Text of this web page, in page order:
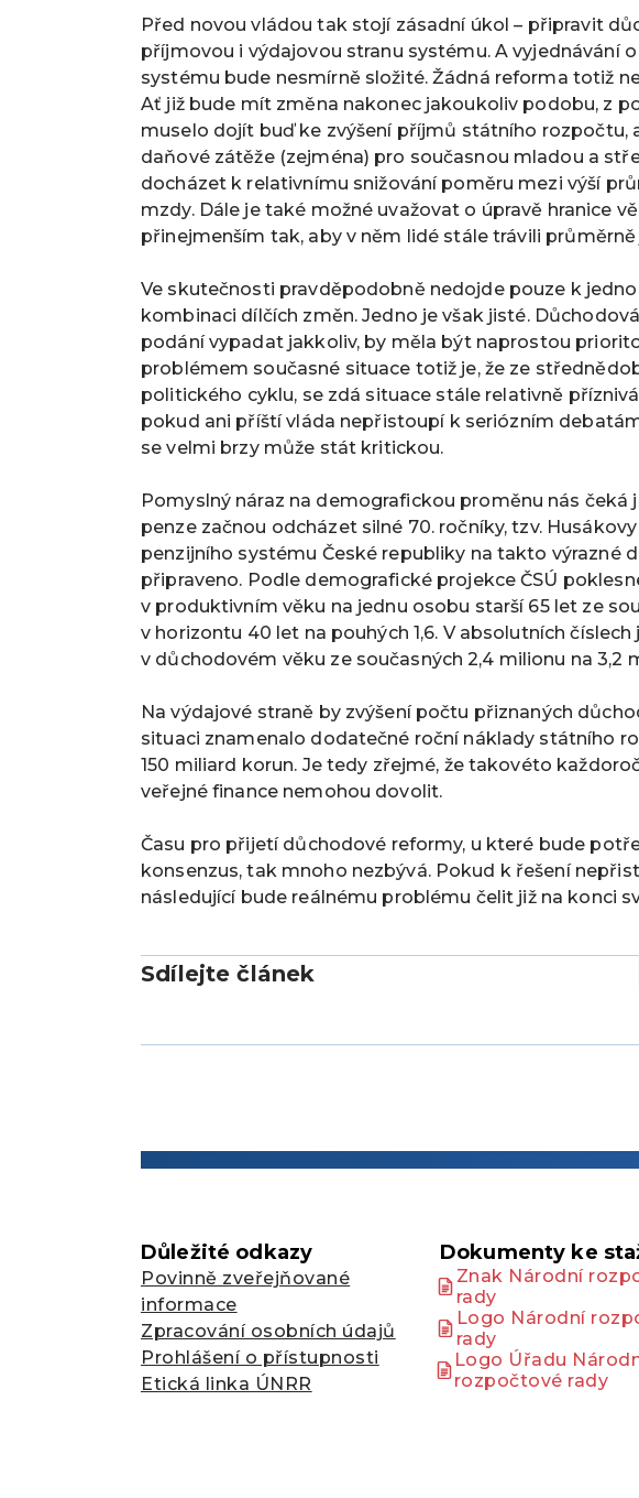
Před novou vládou tak stojí zásadní úkol – připravit
příjmovou i výdajovou stranu systému. A vyjednávání
systému bude nesmírně složité. Žádná reforma totiž
Ať již bude mít změna nakonec jakoukoliv podobu, z
muselo dojít buď ke zvýšení příjmů státního rozpočtu,
daňové zátěže (zejména) pro současnou mladou a
docházet k relativnímu snižování poměru mezi výší
mzdy. Dále je také možné uvažovat o úpravě hranice
přinejmenším tak, aby v něm lidé stále trávili
Ve skutečnosti pravděpodobně nedojde pouze k
kombinaci dílčích změn. Jedno je však jisté.
podání vypadat jakkoliv, by měla být naprostou
problémem současné situace totiž je, že ze
politického cyklu, se zdá situace stále relativně
pokud ani příští vláda nepřistoupí k seriózním
se velmi brzy může stát kritickou.
Pomyslný náraz na demografickou proměnu nás čeká
penze začnou odcházet silné 70. ročníky, tzv.
penzijního systému České republiky na takto výrazné
připraveno. Podle demografické projekce ČSÚ
v produktivním věku na jednu osobu starší 65 let ze
v horizontu 40 let na pouhých 1,6. V absolutních
v důchodovém věku ze současných 2,4 milionu na 3,2
Na výdajové straně by zvýšení počtu přiznaných
situaci znamenalo dodatečné roční náklady státního
150 miliard korun. Je tedy zřejmé, že takovéto
veřejné finance nemohou dovolit.
Času pro přijetí důchodové reformy, u které bude
konsenzus, tak mnoho nezbývá. Pokud k řešení
následující bude reálnému problému čelit již na konci
Sdílejte článek
Důležité odkazy
Povinně zveřejňované
informace
Zpracování osobních údajů
Prohlášení o přístupnosti
Etická linka ÚNRR
Dokumenty ke
Znak Národní
rady
Logo Národní
rady
Logo Úřadu
rozpočtové rady